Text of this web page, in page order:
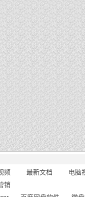
频 最新文档 电脑
销